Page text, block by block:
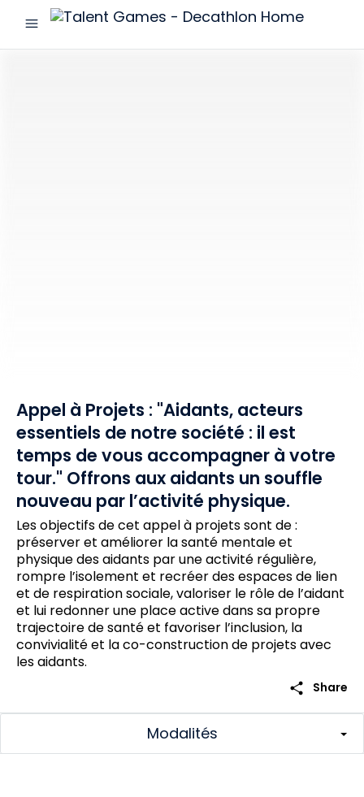
menu
Talent
Appel à Projets : "Aidants, acteurs
essentiels de notre société : il est
temps de vous accompagner à votre
tour." Offrons aux aidants un souffle
nouveau par l’activité physique.
Les objectifs de cet appel à projets sont de :
préserver et améliorer la santé mentale et
physique des aidants par une activité régulière,
rompre l’isolement et recréer des espaces de lien
et de respiration sociale, valoriser le rôle de l’aidant
et lui redonner une place active dans sa propre
trajectoire de santé et favoriser l’inclusion, la
convivialité et la co-construction de projets avec
les aidants.
share Share
Modalités